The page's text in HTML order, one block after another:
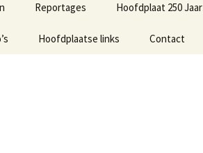
Reportages
51e Bevrijdingsmars-2025
Hoofdplaat 250 Jaar
Hoofdplaatse links Contact